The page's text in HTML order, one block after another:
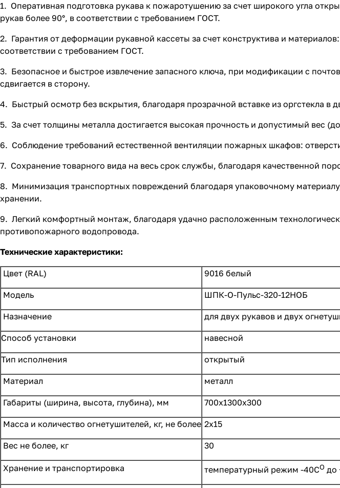
1. Оперативная подготовка рукава к пожаротушению за счет широкого угла
рукав более 90°, в соответствии с требованием ГОСТ.
2. Гарантия от деформации рукавной кассеты за счет конструктива и
соответствии с требованием ГОСТ.
3. Безопасное и быстрое извлечение запасного ключа, при модификации с
сдвигается в сторону.
4. Быстрый осмотр без вскрытия, благодаря прозрачной вставке из оргстекла в
5. За счет толщины металла достигается высокая прочность и допустимый вес
6. Соблюдение требований естественной вентиляции пожарных шкафов:
7. Сохранение товарного вида на весь срок службы, благодаря качественной
8. Минимизация транспортных повреждений благодаря упаковочному
хранении.
9. Легкий комфортный монтаж, благодаря удачно расположенным
противопожарного водопровода.
Технические характеристики:
Цвет (RAL) 9016 белый
Модель ШПК-О-Пульс-320-12НОБ
Назначение для двух рукавов и двух
Способ установки навесной
Тип исполнения открытый
Материал металл
Габариты (ширина, высота, глубина), мм 700х1300х300
Масса и количество огнетушителей, кг, не более 2х15
Вес не более, кг 30
Хранение и транспортировка температурный режим -40СО до